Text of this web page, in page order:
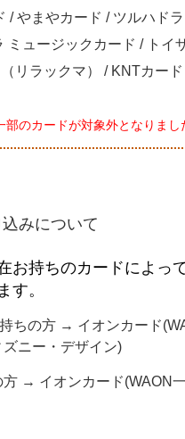
/ やまやカード / ツルハド
ミュージックカード / トイ
リラックマ） / KNTカー
のカードが対象外となりまし
みについて
お持ちのカードによっ
す。
ちの方 → イオンカード
ニー・デザイン)
→ イオンカード(WAON